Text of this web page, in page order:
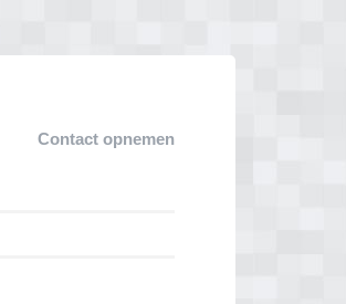
Contact opnemen